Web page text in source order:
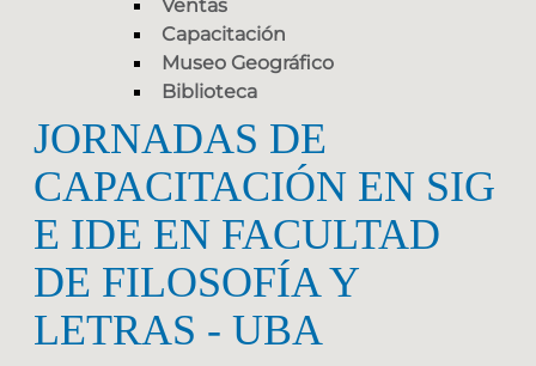
Ventas
Capacitación
Museo Geográfico
Biblioteca
JORNADAS DE
CAPACITACIÓN EN SIG
E IDE EN FACULTAD
DE FILOSOFÍA Y
LETRAS - UBA